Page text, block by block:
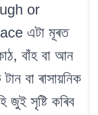
or
এটা মূৰত
বাঁহ বা আন
বা ৰাসায়নিক
জুই সৃষ্টি কৰিব